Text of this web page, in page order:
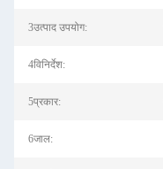
3उत्पाद उपयोग:
4विनिर्देश:
5प्रकार:
6जाल: